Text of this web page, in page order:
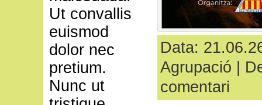
Ut convallis
euismod
dolor nec
pretium.
Nunc ut
Data:
Agrupació
comentari